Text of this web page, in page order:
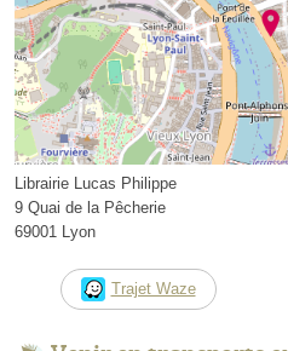
Librairie Lucas Philippe
9 Quai de la Pêcherie
69001 Lyon
Trajet Waze